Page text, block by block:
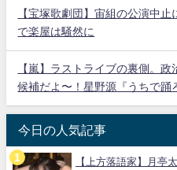
【宝塚歌劇団】宙組の公演中
で楽屋は騒然に
【嵐】ラストライブの裏側。
候補だよ〜！星野源『うちで踊
今日の人気記事
【上方落語家】月亭